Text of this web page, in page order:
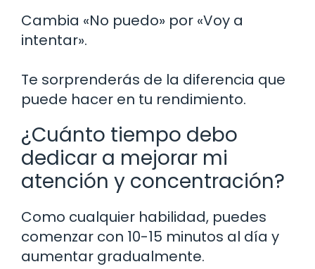
Cambia «No puedo» por «Voy a
intentar».
Te sorprenderás de la diferencia que
puede hacer en tu rendimiento.
¿Cuánto tiempo debo
dedicar a mejorar mi
atención y concentración?
Como cualquier habilidad, puedes
comenzar con 10-15 minutos al día y
aumentar gradualmente.